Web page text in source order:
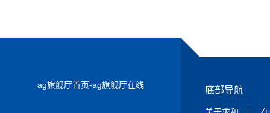
ag旗舰厅首页-ag旗舰厅在线 底部导航